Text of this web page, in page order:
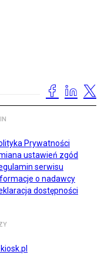
Prywatności
ustawień zgód
serwisu
o nadawcy
dostępności